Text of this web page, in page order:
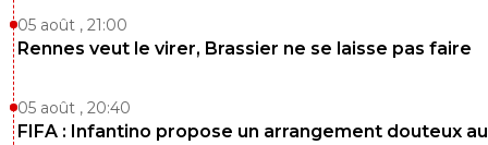
05 août , 21:00
Rennes veut le virer, Brassier ne se laisse pas faire
05 août , 20:40
FIFA : Infantino propose un arrangement douteux au